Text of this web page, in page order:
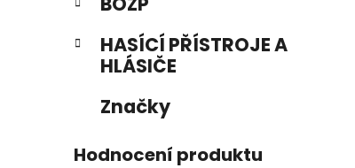
HASÍCÍ PŘÍSTROJE A
HLÁSIČE
Značky
Hodnocení produktu